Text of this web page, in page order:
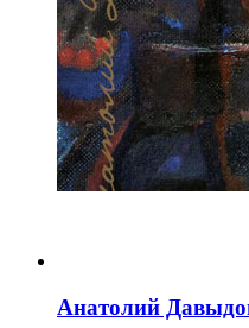
Анатолий